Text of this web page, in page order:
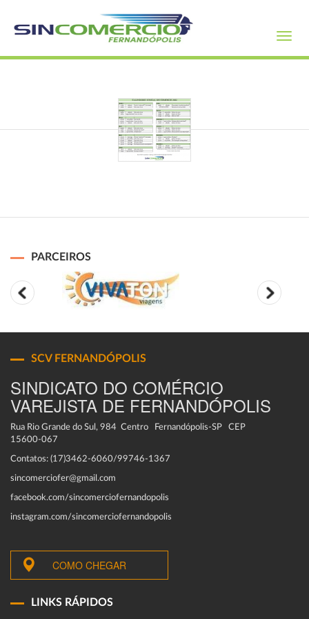
PARCEIROS
SCV FERNANDÓPOLIS
SINDICATO DO COMÉRCIO
VAREJISTA DE FERNANDÓPOLIS
Rua Rio Grande do Sul, 984 Centro Fernandópolis-SP CEP
15600-067
Contatos: (17)3462-6060/99746-1367
sincomerciofer@gmail.com
facebook.com/sincomerciofernandopolis
instagram.com/sincomerciofernandopolis
COMO CHEGAR
LINKS RÁPIDOS